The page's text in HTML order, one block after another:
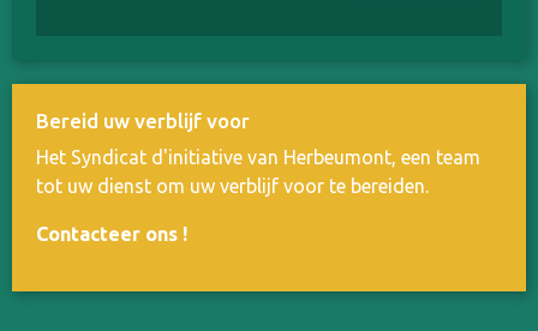
Bereid uw verblijf voor
Het Syndicat d'initiative van Herbeumont, een team
tot uw dienst om uw verblijf voor te bereiden.
Contacteer ons !